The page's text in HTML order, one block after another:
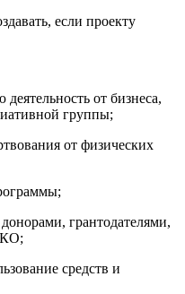
если проекту
от бизнеса,
группы;
от физических
грантодателями,
средств и